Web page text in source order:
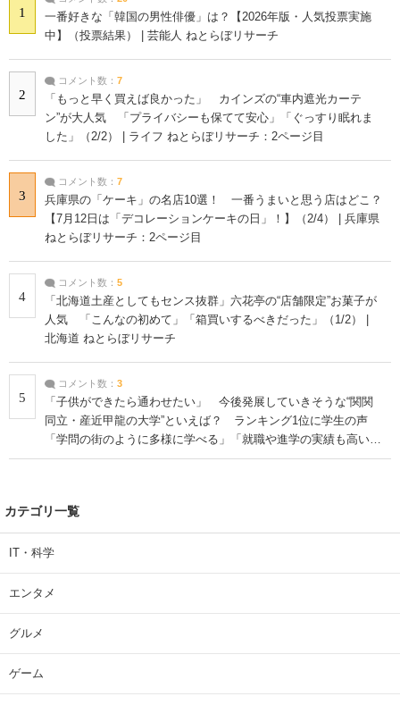
1
一番好きな「韓国の男性俳優」は？【2026年版・人気投票実施
中】（投票結果） | 芸能人 ねとらぼリサーチ
2
コメント数： 7
「もっと早く買えば良かった」 カインズの“車内遮光カーテ
ン”が大人気 「プライバシーも保てて安心」「ぐっすり眠れま
した」（2/2） | ライフ ねとらぼリサーチ：2ページ目
3
コメント数： 7
兵庫県の「ケーキ」の名店10選！ 一番うまいと思う店はどこ？
【7月12日は「デコレーションケーキの日」！】（2/4） | 兵庫県
ねとらぼリサーチ：2ページ目
4
コメント数： 5
「北海道土産としてもセンス抜群」六花亭の“店舗限定”お菓子が
人気 「こんなの初めて」「箱買いするべきだった」（1/2） |
北海道 ねとらぼリサーチ
5
コメント数： 3
「子供ができたら通わせたい」 今後発展していきそうな“関関
同立・産近甲龍の大学”といえば？ ランキング1位に学生の声
「学問の街のように多様に学べる」「就職や進学の実績も高い」
| 大学 ねとらぼリサーチ
カテゴリ一覧
IT・科学
エンタメ
グルメ
ゲーム